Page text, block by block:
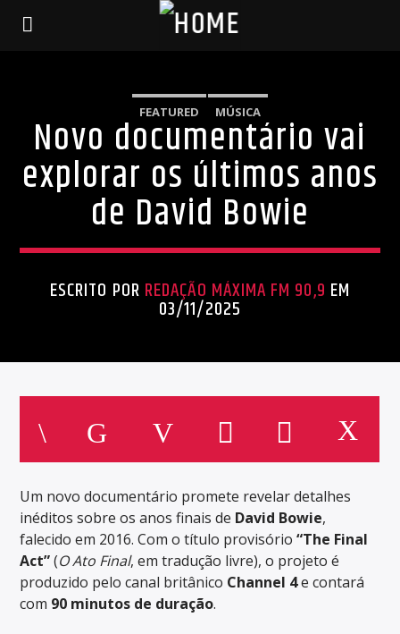
FEATURED MÚSICA
Novo documentário vai
explorar os últimos anos
de David Bowie
ESCRITO POR REDAÇÃO MÁXIMA FM 90,9 EM
03/11/2025
Um novo documentário promete revelar detalhes
inéditos sobre os anos finais de David Bowie,
falecido em 2016. Com o título provisório“The Final
Act”(O Ato Final, em tradução livre), o projeto é
produzido pelo canal britânico Channel 4e contará
com 90 minutos de duração.